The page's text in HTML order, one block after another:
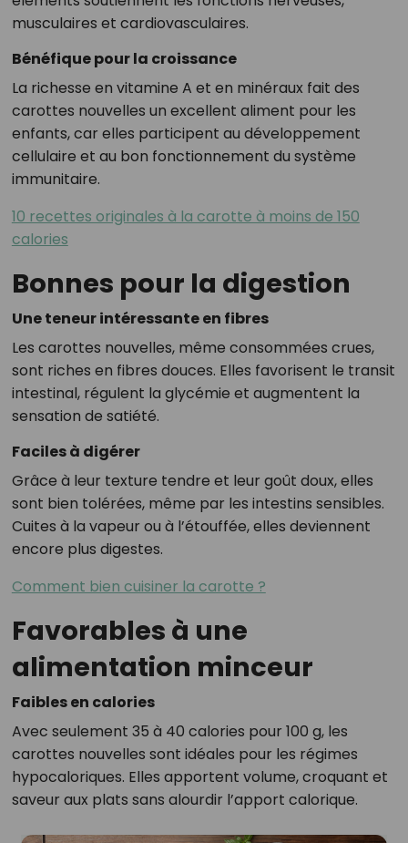
musculaires et cardiovasculaires.
Bénéfique pour la croissance
La richesse en vitamine A et en minéraux fait des
carottes nouvelles un excellent aliment pour les
enfants, car elles participent au développement
cellulaire et au bon fonctionnement du système
immunitaire.
10 recettes originales à la carotte à moins de 150
calories
Bonnes pour la digestion
Une teneur intéressante en fibres
Les carottes nouvelles, même consommées crues,
sont riches en fibres douces. Elles favorisent le transit
intestinal, régulent la glycémie et augmentent la
sensation de satiété.
Faciles à digérer
Grâce à leur texture tendre et leur goût doux, elles
sont bien tolérées, même par les intestins sensibles.
Cuites à la vapeur ou à l’étouffée, elles deviennent
encore plus digestes.
Comment bien cuisiner la carotte ?
Favorables à une
alimentation minceur
Faibles en calories
Avec seulement 35 à 40 calories pour 100 g, les
carottes nouvelles sont idéales pour les régimes
hypocaloriques. Elles apportent volume, croquant et
saveur aux plats sans alourdir l’apport calorique.